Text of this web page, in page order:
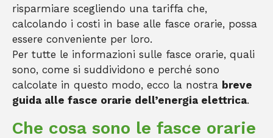
risparmiare scegliendo una tariffa che,
calcolando i costi in base alle fasce orarie, possa
essere conveniente per loro.
Per tutte le informazioni sulle fasce orarie, quali
sono, come si suddividono e perché sono
calcolate in questo modo, ecco la nostra breve
guida alle fasce orarie dell’energia elettrica.
Che cosa sono le fasce orarie